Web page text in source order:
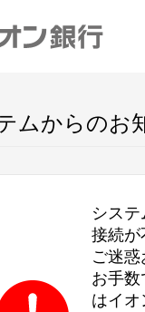
ムからのお
システ
接続が
ご迷
お手
はイ